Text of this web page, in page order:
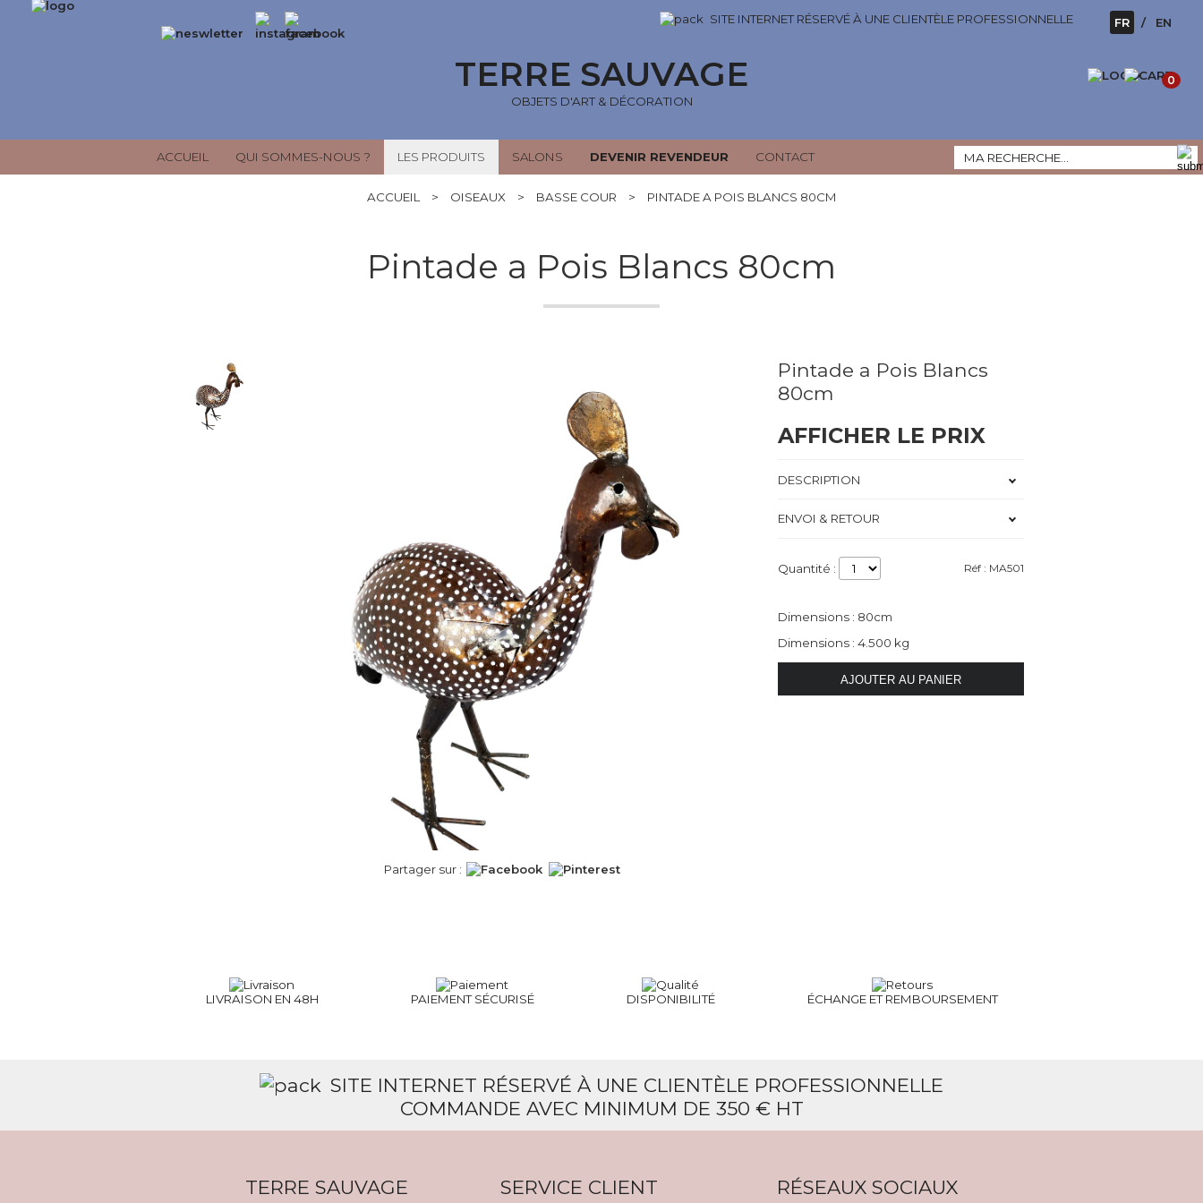
SITE INTERNET RÉSERVÉ À UNE CLIENTÈLE PROFESSIONNELLE
TERRE SAUVAGE
OBJETS D'ART & DÉCORATION
FR EN
0
ACCUEIL QUI SOMMES-NOUS ? LES PRODUITS SALONS DEVENIR REVENDEUR CONTACT
ACCUEIL > OISEAUX > BASSE COUR > PINTADE A POIS BLANCS 80CM
Pintade a Pois Blancs 80cm
Partager sur :
Pintade a Pois Blancs
80cm
AFFICHER LE PRIX
DESCRIPTION
ENVOI & RETOUR
Quantité : Réf : MA501
Dimensions : 80cm
Dimensions : 4.500 kg
LIVRAISON EN 48H PAIEMENT SÉCURISÉ DISPONIBILITÉ ÉCHANGE ETREMBOURSEMENT
SITE INTERNET RÉSERVÉ À UNE CLIENTÈLE PROFESSIONNELLE
COMMANDE AVEC MINIMUM DE 350 € HT
TERRE SAUVAGE SERVICE CLIENT RÉSEAUX SOCIAUX